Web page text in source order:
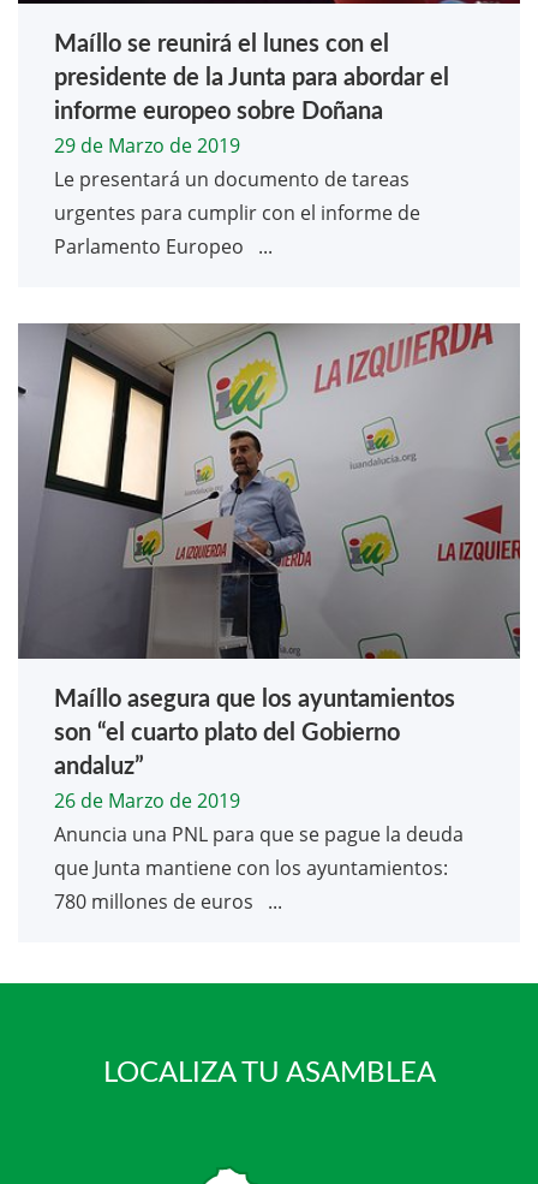
Maíllo se reunirá el lunes con el
presidente de la Junta para abordar el
informe europeo sobre Doñana
29 de Marzo de 2019
Le presentará un documento de tareas
urgentes para cumplir con el informe de
Parlamento Europeo ...
Maíllo asegura que los ayuntamientos
son “el cuarto plato del Gobierno
andaluz”
26 de Marzo de 2019
Anuncia una PNL para que se pague la deuda
que Junta mantiene con los ayuntamientos:
780 millones de euros ...
LOCALIZA TU ASAMBLEA